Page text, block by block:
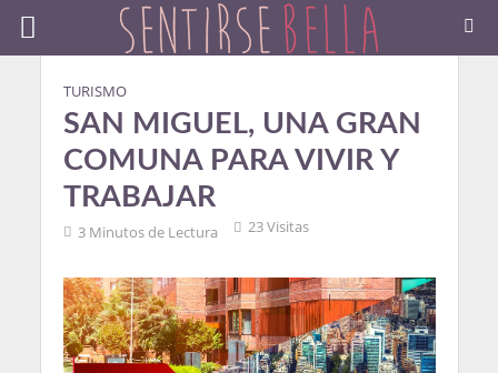
TURISMO
SAN MIGUEL, UNA GRAN
COMUNA PARA VIVIR Y
TRABAJAR
3 Minutos de Lectura 23 Visitas